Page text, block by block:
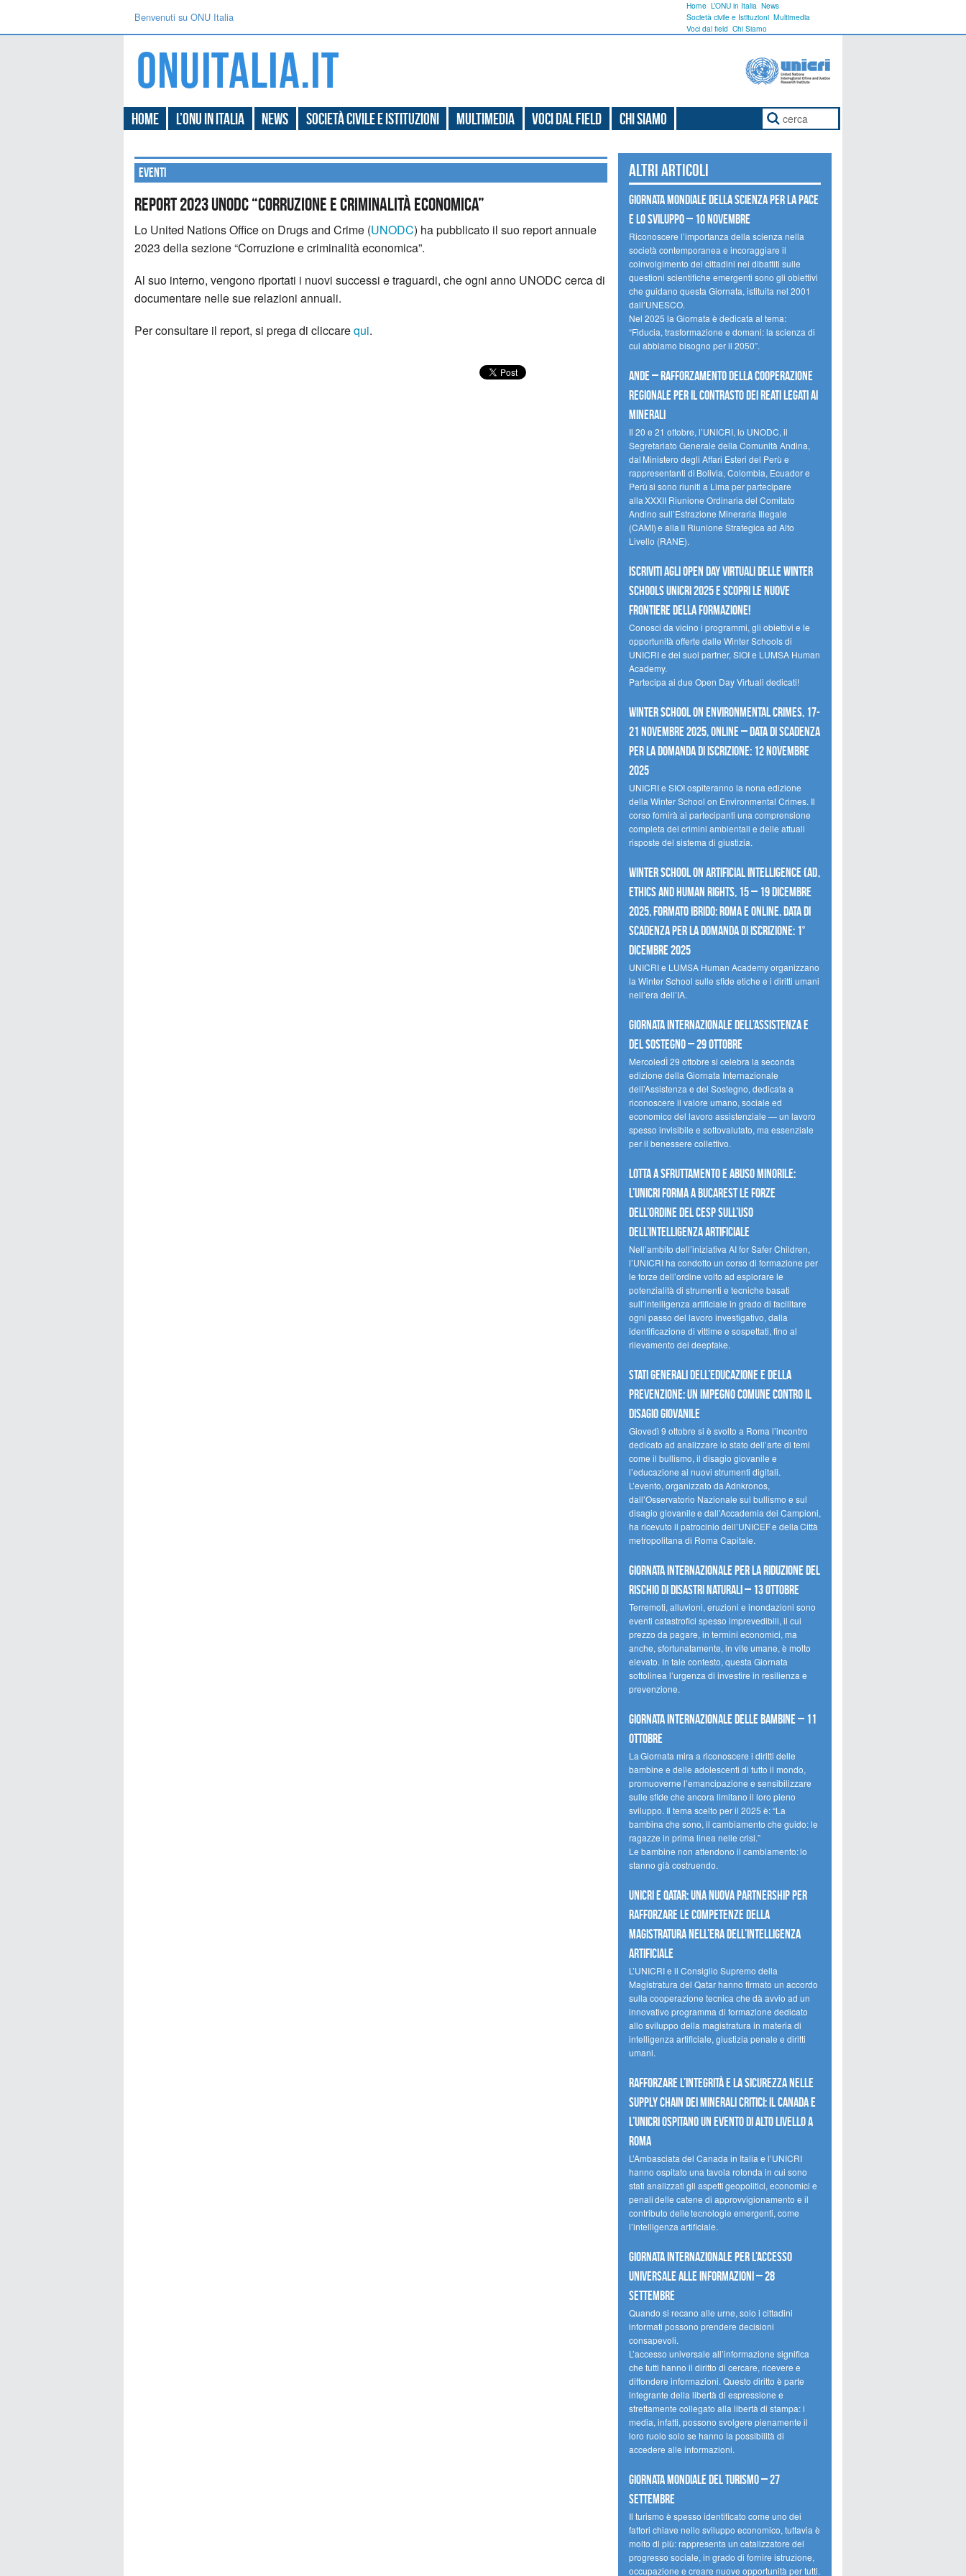
Benvenuti su ONU Italia
Home L’ONU in Italia News
Società civile e Istituzioni Multimedia
Voci dal field Chi Siamo
Home L’ONU in Italia News Società civile e Istituzioni Multimedia Voci dal field Chi Siamo
Eventi
Report 2023 UNODC “Corruzione e criminalità economica”
Lo United Nations Office on Drugs and Crime (UNODC) ha pubblicato il suo report annuale
2023 della sezione “Corruzione e criminalità economica”.
Al suo interno, vengono riportati i nuovi successi e traguardi, che ogni anno UNODC cerca di
documentare nelle sue relazioni annuali.
Per consultare il report, si prega di cliccarequi.
Altri articoli
Giornata mondiale della scienza per la pace
e lo sviluppo – 10 novembre
Riconoscere l’importanza della scienza nella
società contemporanea e incoraggiare il
coinvolgimento dei cittadini nei dibattiti sulle
questioni scientifiche emergenti sono gli obiettivi
che guidano questa Giornata, istituita nel 2001
dall’UNESCO.
Nel 2025 la Giornata è dedicata al tema:
“Fiducia, trasformazione e domani: la scienza di
cui abbiamo bisogno per il 2050”.
Ande – Rafforzamento della cooperazione
regionale per il contrasto dei reati legati ai
minerali
Il 20 e 21 ottobre, l’UNICRI, lo UNODC, il
Segretariato Generale della Comunità Andina,
dal Ministero degli Affari Esteri del Perù e
rappresentanti di Bolivia, Colombia, Ecuador e
Perù si sono riuniti a Lima per partecipare
alla XXXII Riunione Ordinaria del Comitato
Andino sull’Estrazione Mineraria Illegale
(CAMI) e alla II Riunione Strategica ad Alto
Livello (RANE).
Iscriviti agli Open Day Virtuali delle Winter
Schools UNICRI 2025 e scopri le nuove
frontiere della formazione!
Conosci da vicino i programmi, gli obiettivi e le
opportunità offerte dalle Winter Schools di
UNICRI e dei suoi partner, SIOI e LUMSA Human
Academy.
Partecipa ai due Open Day Virtuali dedicati!
Winter School on Environmental Crimes, 17-
21 novembre 2025, Online – Data di scadenza
per la domanda di iscrizione: 12 novembre
2025
UNICRI e SIOI ospiteranno la nona edizione
della Winter School on Environmental Crimes. Il
corso fornirà ai partecipanti una comprensione
completa dei crimini ambientali e delle attuali
risposte del sistema di giustizia.
Winter School on Artificial Intelligence (AI),
Ethics and Human Rights, 15 – 19 dicembre
2025, Formato Ibrido: Roma e online. Data di
scadenza per la domanda di iscrizione: 1°
dicembre 2025
UNICRI e LUMSA Human Academy organizzano
la Winter School sulle sfide etiche e i diritti umani
nell’era dell’IA.
Giornata internazionale dell’assistenza e
del sostegno – 29 ottobre
MercoledÌ 29 ottobre si celebra la seconda
edizione della Giornata Internazionale
dell’Assistenza e del Sostegno, dedicata a
riconoscere il valore umano, sociale ed
economico del lavoro assistenziale — un lavoro
spesso invisibile e sottovalutato, ma essenziale
per il benessere collettivo.
Lotta a sfruttamento e abuso minorile:
l’UNICRI forma a Bucarest le forze
dell’ordine del CESP sull’uso
dell’Intelligenza Artificiale
Nell’ambito dell’iniziativa AI for Safer Children,
l’UNICRI ha condotto un corso di formazione per
le forze dell’ordine volto ad esplorare le
potenzialità di strumenti e tecniche basati
sull’intelligenza artificiale in grado di facilitare
ogni passo del lavoro investigativo, dalla
identificazione di vittime e sospettati, fino al
rilevamento dei deepfake.
Stati Generali dell’Educazione e della
Prevenzione: un impegno comune contro il
disagio giovanile
Giovedì 9 ottobre si è svolto a Roma l’incontro
dedicato ad analizzare lo stato dell’arte di temi
come il bullismo, il disagio giovanile e
l’educazione ai nuovi strumenti digitali.
L’evento, organizzato da Adnkronos,
dall’Osservatorio Nazionale sul bullismo e sul
disagio giovanile e dall’Accademia dei Campioni,
ha ricevuto il patrocinio dell’UNICEF e della Città
metropolitana di Roma Capitale.
Giornata internazionale per la riduzione del
rischio di disastri naturali – 13 ottobre
Terremoti, alluvioni, eruzioni e inondazioni sono
eventi catastrofici spesso imprevedibili, il cui
prezzo da pagare, in termini economici, ma
anche, sfortunatamente, in vite umane, è molto
elevato. In tale contesto, questa Giornata
sottolinea l’urgenza di investire in resilienza e
prevenzione.
Giornata internazionale delle bambine – 11
ottobre
La Giornata mira a riconoscere i diritti delle
bambine e delle adolescenti di tutto il mondo,
promuoverne l’emancipazione e sensibilizzare
sulle sfide che ancora limitano il loro pieno
sviluppo. Il tema scelto per il 2025 è: “La
bambina che sono, il cambiamento che guido: le
ragazze in prima linea nelle crisi.”
Le bambine non attendono il cambiamento: lo
stanno già costruendo.
UNICRI e Qatar: una nuova partnership per
rafforzare le competenze della
magistratura nell’era dell’intelligenza
artificiale
L’UNICRI e il Consiglio Supremo della
Magistratura del Qatar hanno firmato un accordo
sulla cooperazione tecnica che dà avvio ad un
innovativo programma di formazione dedicato
allo sviluppo della magistratura in materia di
intelligenza artificiale, giustizia penale e diritti
umani.
Rafforzare l’integrità e la sicurezza nelle
supply chain dei minerali critici: il Canada e
l’UNICRI ospitano un evento di alto livello a
Roma
L’Ambasciata del Canada in Italia e l’UNICRI
hanno ospitato una tavola rotonda in cui sono
stati analizzati gli aspetti geopolitici, economici e
penali delle catene di approvvigionamento e il
contributo delle tecnologie emergenti, come
l’intelligenza artificiale.
Giornata internazionale per l’accesso
universale alle informazioni – 28
settembre
Quando si recano alle urne, solo i cittadini
informati possono prendere decisioni
consapevoli.
L’accesso universale all’informazione significa
che tutti hanno il diritto di cercare, ricevere e
diffondere informazioni. Questo diritto è parte
integrante della libertà di espressione e
strettamente collegato alla libertà di stampa: i
media, infatti, possono svolgere pienamente il
loro ruolo solo se hanno la possibilità di
accedere alle informazioni.
Giornata mondiale del turismo – 27
settembre
Il turismo è spesso identificato come uno dei
fattori chiave nello sviluppo economico, tuttavia è
molto di più: rappresenta un catalizzatore del
progresso sociale, in grado di fornire istruzione,
occupazione e creare nuove opportunità per tutti.